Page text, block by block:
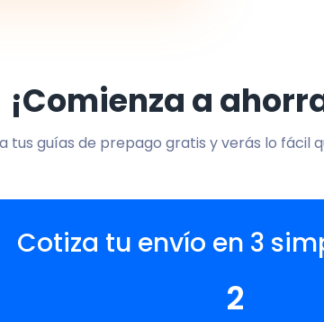
¡Comienza a
tus guías de prepago gratis y verás lo fácil
Cotiza tu envío en 3
2